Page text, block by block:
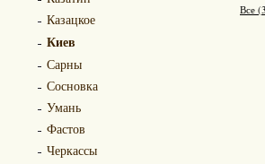
Казацкое
Киев
Сарны
Сосновка
Умань
Фастов
Черкассы
Все